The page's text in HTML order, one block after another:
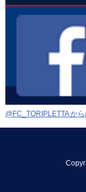
@FC_TORIPLETTA か